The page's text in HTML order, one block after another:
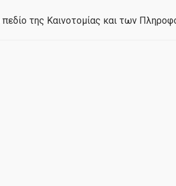
πεδίο της Καινοτομίας και των